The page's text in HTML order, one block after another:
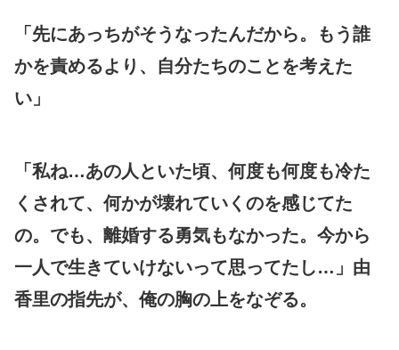
「先にあっちがそうなったんだから。もう誰
かを責めるより、自分たちのことを考えた
い」
「私ね…あの人といた頃、何度も何度も冷た
くされて、何かが壊れていくのを感じてた
の。でも、離婚する勇気もなかった。今から
一人で生きていけないって思ってたし…」由
香里の指先が、俺の胸の上をなぞる。